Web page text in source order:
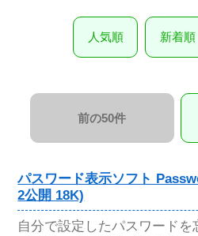
人気順 新着順
前の50件
パスワード表示ソフト
2公開 18K)
自分で設定したパスワード